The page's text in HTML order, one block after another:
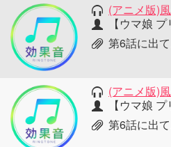
(アニメ版)
【ウマ娘
第6話に出
(アニメ版)
【ウマ娘
第6話に出